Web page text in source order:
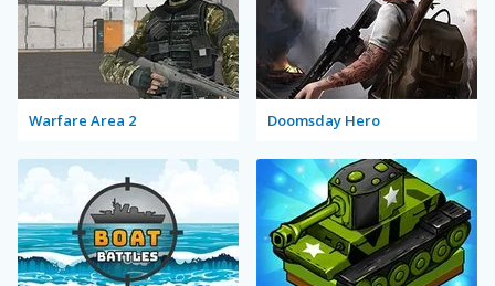
Warfare Area 2 Doomsday Hero